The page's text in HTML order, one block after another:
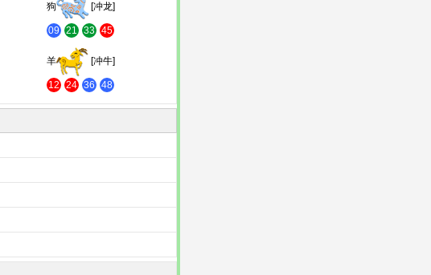
狗 [冲龙]
09 21 33 45
羊 [冲牛]
12 24 36 48